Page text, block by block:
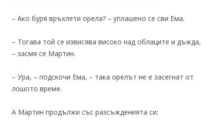
– Ако буря връхлети орела? – уплашено се сви Ема.
– Тогава той се извисява високо над облаците и дъжда,
– засмя се Мартин.
– Ура, – подскочи Ема, – така орелът не е засегнат от
лошото време.
А Мартин продължи със разсъжденията си: